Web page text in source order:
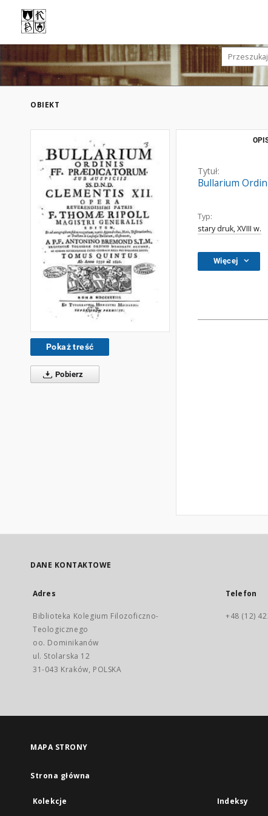
OBIEKT
Pokaż treść
Pobierz
Tytuł:
Bullarium
Typ:
stary druk, XVIII w.
Więcej
DANE KONTAKTOWE
Adres
Biblioteka Kolegium Filozoficzno-
Teologicznego
oo. Dominikanów
ul. Stolarska 12
31-043 Kraków, POLSKA
Telefon
+48 (12)
MAPA STRONY
Strona główna
Kolekcje Indeksy